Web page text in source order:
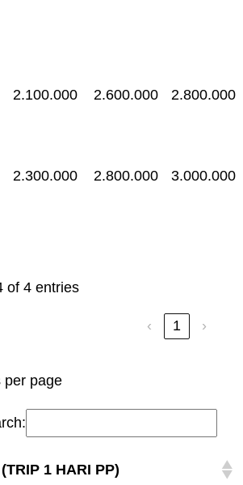
2.100.000 2.600.000 2.800.000
2.300.000 2.800.000 3.000.000
of 4 entries
‹ 1 ›
per page
1 HARI PP)